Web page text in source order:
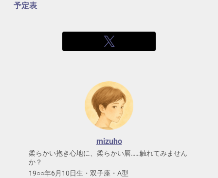
予定表
mizuho
柔らかい抱き心地に、柔らかい唇……触れてみません
か？
19○○年6月10日生・双子座・A型